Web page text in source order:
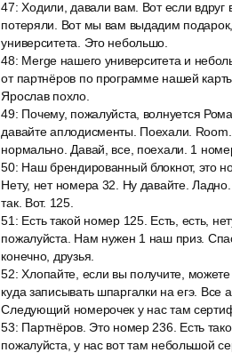
47:Ходили, давали вам. Вот если вдруг
потеряли. Вот мы вам выдадим
университета. Это небольшо.
48: Merge нашего университета и
от партнёров по программе нашей
Ярослав похло.
49: Почему, пожалуйста, волнуется
давайте аплодисменты. Поехали.
нормально. Давай, все, поехали. 1
50: Наш брендированный блокнот, это
Нету, нет номера 32. Ну давайте.
так. Вот. 125.
51 : Есть такой номер 125. Есть, есть,
пожалуйста. Нам нужен 1 наш приз.
конечно, друзья.
52:Хлопайте, если вы получите,
куда записывать шпаргалки на егэ.
Следующий номерочек у нас там
53: Партнёров. Это номер 236. Есть
пожалуйста, у нас вот там небольшой